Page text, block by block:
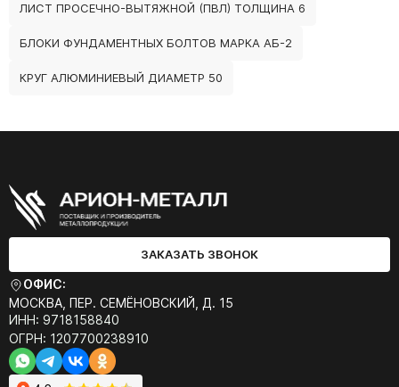
ЛИСТ ПРОСЕЧНО-ВЫТЯЖНОЙ (ПВЛ) ТОЛЩИНА 6
БЛОКИ ФУНДАМЕНТНЫХ БОЛТОВ МАРКА АБ-2
КРУГ АЛЮМИНИЕВЫЙ ДИАМЕТР 50
ЗАКАЗАТЬ ЗВОНОК
ОФИС:
МОСКВА, ПЕР. СЕМЁНОВСКИЙ, Д. 15
ИНН: 9718158840
ОГРН: 1207700238910